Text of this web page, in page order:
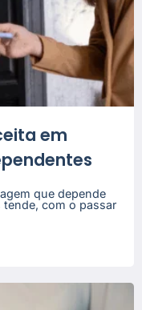
em
que depende
tende, com o passar